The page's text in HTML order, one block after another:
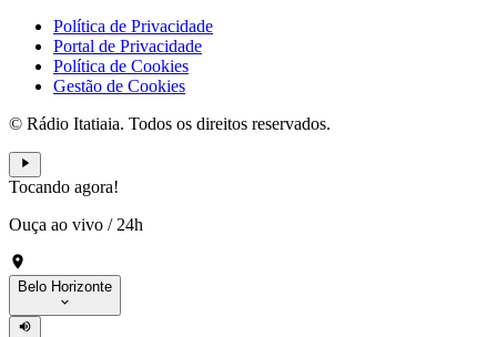
Política de Privacidade
Portal de Privacidade
Política de Cookies
Gestão de Cookies
© Rádio Itatiaia. Todos os direitos reservados.
Tocando agora!
Ouça ao vivo / 24h
Belo Horizonte